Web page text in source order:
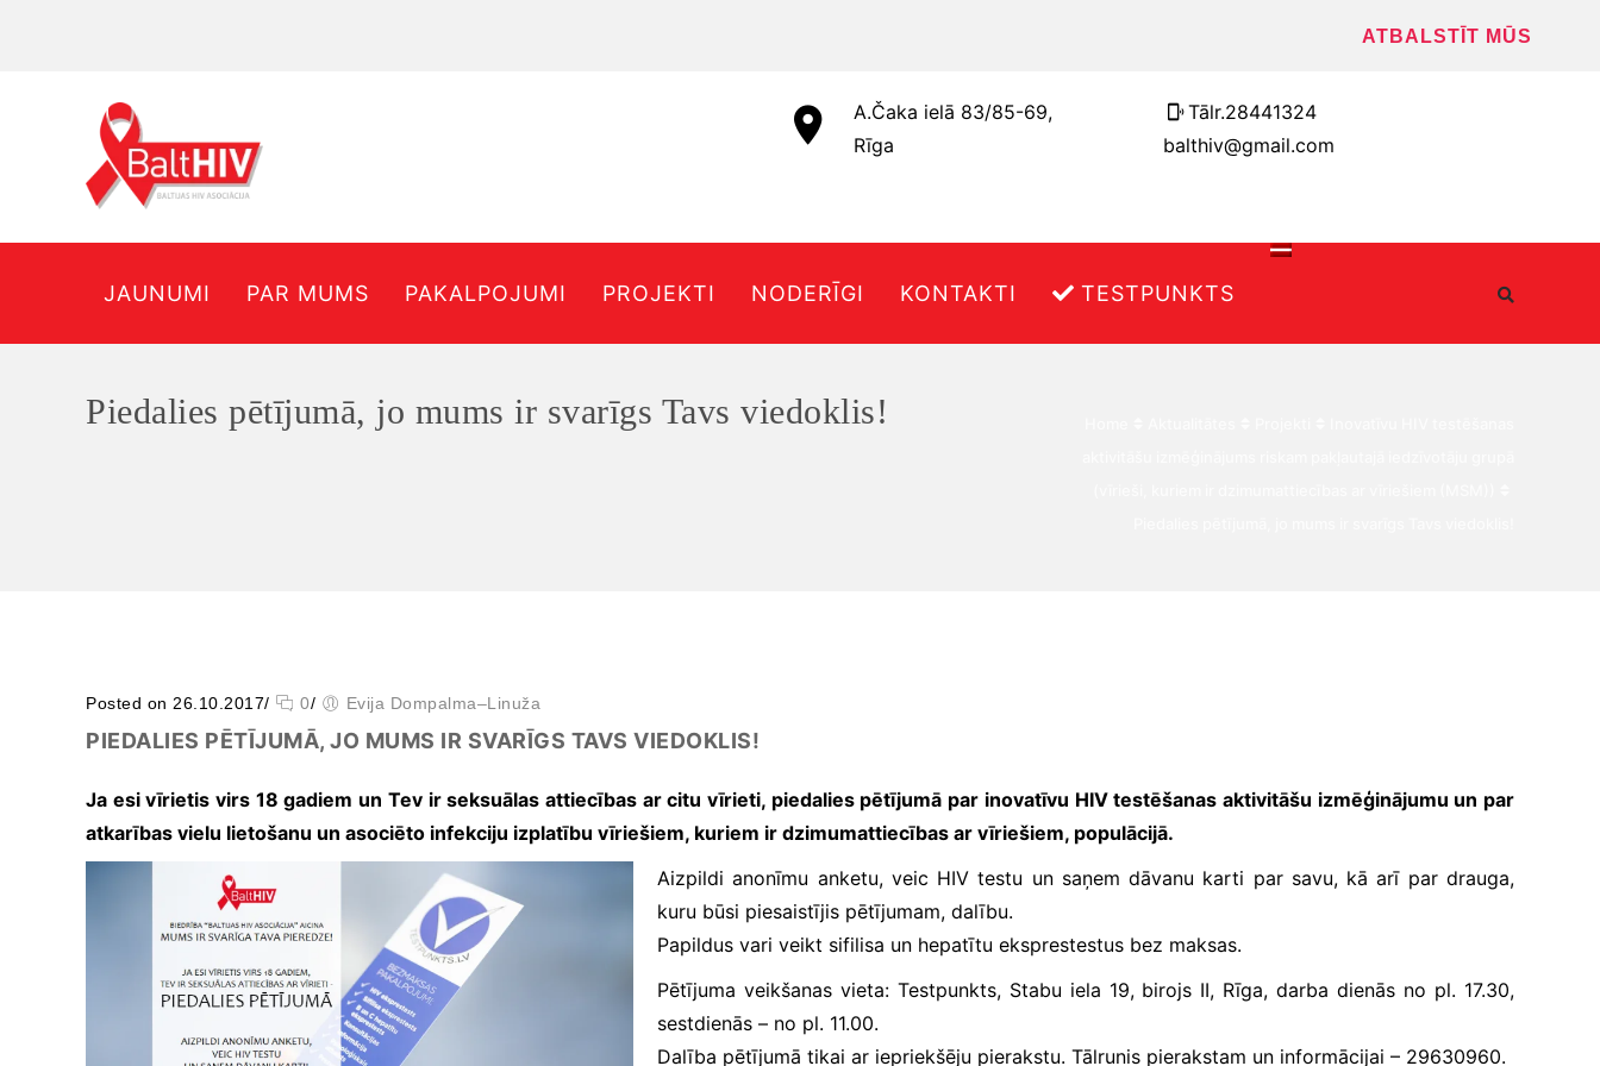
ATBALSTĪT MŪS
A.Čaka ielā 83/85-69,
Rīga
Tālr.28441324
balthiv@gmail.com
JAUNUMI PAR MUMS PAKALPOJUMI PROJEKTI NODERĪGI KONTAKTI TESTPUNKTS
Piedalies pētījumā, jo mums ir svarīgs Tavs viedoklis!
Posted on 26.10.2017/ 0/ Evija Dompalma–Linuža
PIEDALIES PĒTĪJUMĀ, JO MUMS IR SVARĪGS TAVS VIEDOKLIS!
Ja esi vīrietis virs 18 gadiem un Tev ir seksuālas attiecības ar citu vīrieti, piedalies pētījumā par inovatīvu HIV testēšanas aktivitāšu izmēģinājumu un par
atkarības vielu lietošanu un asociēto infekciju izplatību vīriešiem, kuriem ir dzimumattiecības ar vīriešiem, populācijā.
Aizpildi anonīmu anketu, veic HIV testu un saņem dāvanu karti par savu, kā arī par drauga,
kuru būsi piesaistījis pētījumam, dalību.
Papildus vari veikt sifilisa un hepatītu eksprestestus bez maksas.
Pētījuma veikšanas vieta: Testpunkts, Stabu iela 19, birojs II, Rīga, darba dienās no pl. 17.30,
sestdienās – no pl. 11.00.
Dalība pētījumā tikai ar iepriekšēju pierakstu. Tālrunis pierakstam un informācijai – 29630960.
Būtiskie/funkcionālie
sīkfaili
Funkcionālie sīkfaili ir
sīkfaili, kas ir obligāti
funkcijām. Bez tiem
paredzēts. Turklāt tie
funkcionalitāti, ja lapa